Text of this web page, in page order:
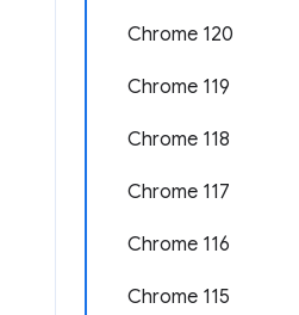
Chrome 120
Chrome 119
Chrome 118
Chrome 117
Chrome 116
Chrome 115